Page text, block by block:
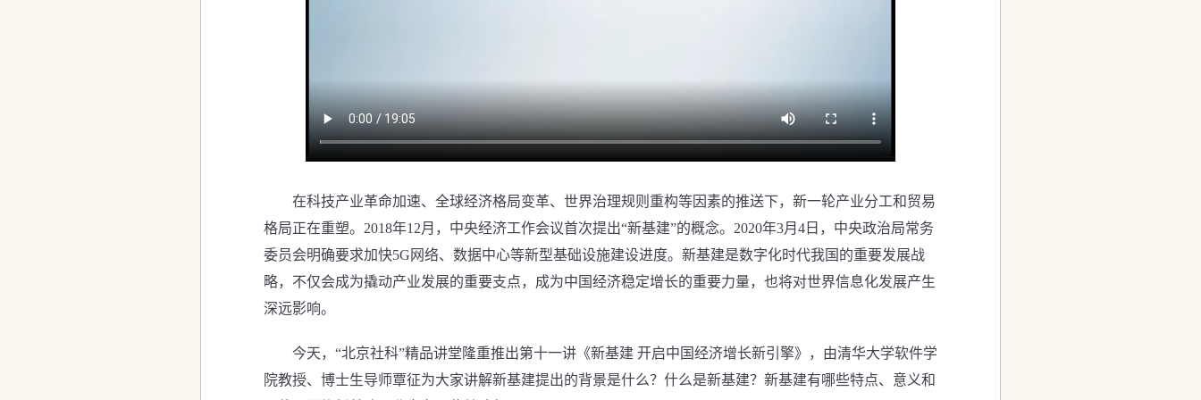
在科技产业革命加速、全球经济格局变革、世界治理规则重构等因素的推送下，新一轮产业分工和贸易
格局正在重塑。2018年12月，中央经济工作会议首次提出“新基建”的概念。2020年3月4日，中央政治局常务
委员会明确要求加快5G网络、数据中心等新型基础设施建设进度。新基建是数字化时代我国的重要发展战
略，不仅会成为撬动产业发展的重要支点，成为中国经济稳定增长的重要力量，也将对世界信息化发展产生
深远影响。
今天，“北京社科”精品讲堂隆重推出第十一讲《新基建 开启中国经济增长新引擎》，由清华大学软件学
院教授、博士生导师覃征为大家讲解新基建提出的背景是什么？什么是新基建？新基建有哪些特点、意义和